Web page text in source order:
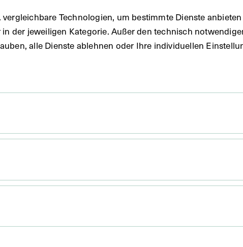
vergleichbare Technologien, um bestimmte Dienste
der jeweiligen Kategorie. Außer den technisch
alle Dienste ablehnen oder Ihre individuellen